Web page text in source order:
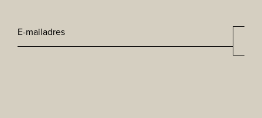
E-
mailadres*